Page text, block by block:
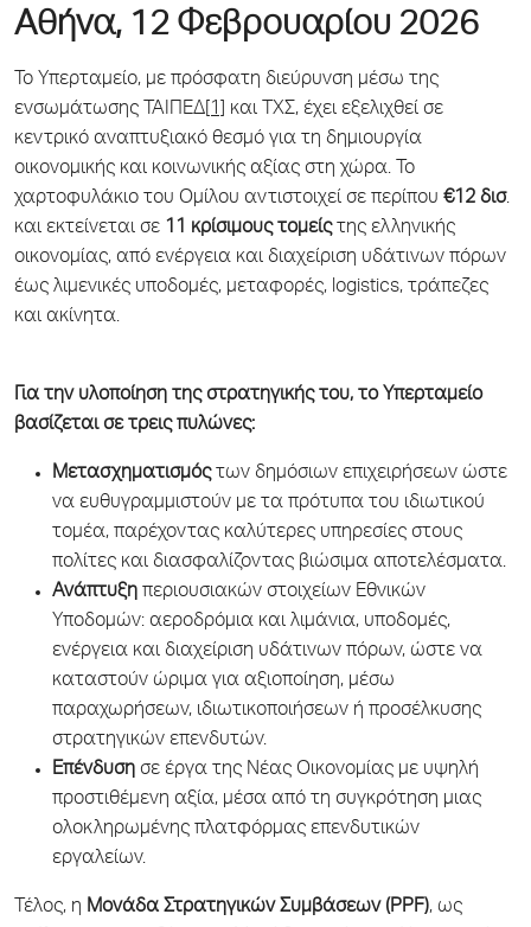
Αθήνα, 12 Φεβρουαρίου 2026
Το Υπερταμείο, με πρόσφατη διεύρυνση μέσω της
ενσωμάτωσης ΤΑΙΠΕΔ[1] και ΤΧΣ, έχει εξελιχθεί σε
κεντρικό αναπτυξιακό θεσμό για τη δημιουργία
οικονομικής και κοινωνικής αξίας στη χώρα. Το
χαρτοφυλάκιο του Ομίλου αντιστοιχεί σε περίπου €12 δισ.
και εκτείνεται σε 11 κρίσιμους τομείςτης ελληνικής
οικονομίας, από ενέργεια και διαχείριση υδάτινων πόρων
έως λιμενικές υποδομές, μεταφορές, logistics, τράπεζες
και ακίνητα.
Για την υλοποίηση της στρατηγικής του, το Υπερταμείο
βασίζεται σε τρεις πυλώνες:
Μετασχηματισμόςτων δημόσιων επιχειρήσεων ώστε
να ευθυγραμμιστούν με τα πρότυπα του ιδιωτικού
τομέα, παρέχοντας καλύτερες υπηρεσίες στους
πολίτες και διασφαλίζοντας βιώσιμα αποτελέσματα.
Ανάπτυξη περιουσιακών στοιχείων Εθνικών
Υποδομών: αεροδρόμια και λιμάνια, υποδομές,
ενέργεια και διαχείριση υδάτινων πόρων, ώστε να
καταστούν ώριμα για αξιοποίηση, μέσω
παραχωρήσεων, ιδιωτικοποιήσεων ή προσέλκυσης
στρατηγικών επενδυτών.
Επένδυση σε έργα της Νέας Οικονομίας με υψηλή
προστιθέμενη αξία, μέσα από τη συγκρότηση μιας
ολοκληρωμένης πλατφόρμας επενδυτικών
εργαλείων.
Τέλος, η Μονάδα Στρατηγικών Συμβάσεων (PPF), ως